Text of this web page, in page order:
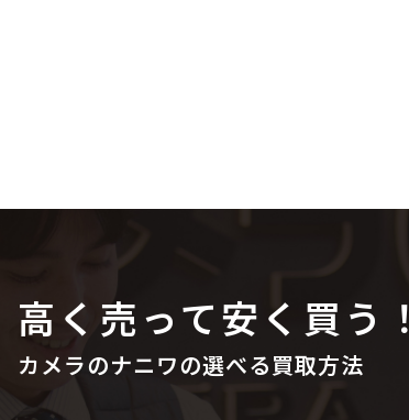
高く売って安く買う！
カメラのナニワの選べる買取方法